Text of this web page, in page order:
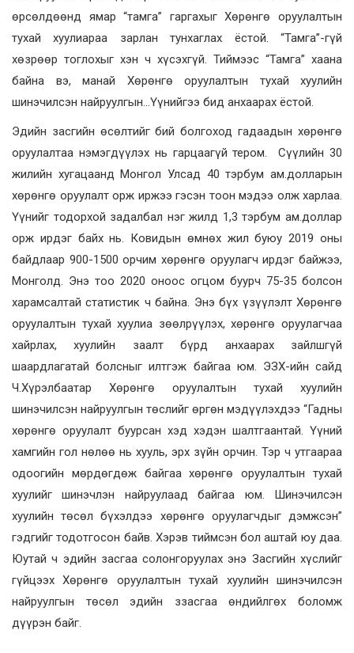
өрсөлдөөнд ямар “тамга” гаргахыг Хөрөнгө оруулалтын
тухай хуулиараа зарлан тунхаглах ёстой. “Тамга”-гүй
хөзрөөр тоглохыг хэн ч хүсэхгүй. Тиймээс “Тамга” хаана
байна вэ, манай Хөрөнгө оруулалтын тухай хуулийн
шинэчилсэн найруулгын…Үүнийгээ бид анхаарах ёстой.
Эдийн засгийн өсөлтийг бий болгоход гадаадын хөрөнгө
оруулалтаа нэмэгдүүлэх нь гарцаагүй тером. Сүүлийн 30
жилийн хугацаанд Монгол Улсад 40 тэрбум ам.долларын
хөрөнгө оруулалт орж иржээ гэсэн тоон мэдээ олж харлаа.
Үүнийг тодорхой задалбал нэг жилд 1,3 тэрбум ам.доллар
орж ирдэг байх нь. Ковидын өмнөх жил буюу 2019 оны
байдлаар 900-1500 орчим хөрөнгө оруулагч ирдэг байжээ,
Монголд. Энэ тоо 2020 оноос огцом буурч 75-35 болсон
харамсалтай статистик ч байна. Энэ бүх үзүүлэлт Хөрөнгө
оруулалтын тухай хуулиа зөөлрүүлэх, хөрөнгө оруулагчаа
хайрлах, хуулийн заалт бүрд анхаарах зайлшгүй
шаардлагатай болсныг илтгэж байгаа юм. ЭЗХ-ийн сайд
Ч.Хүрэлбаатар Хөрөнгө оруулалтын тухай хуулийн
шинэчилсэн найруулгын төслийг өргөн мэдүүлэхдээ “Гадны
хөрөнгө оруулалт буурсан хэд хэдэн шалтгаантай. Үүний
хамгийн гол нөлөө нь хууль, эрх зүйн орчин. Тэр ч утгаараа
одоогийн мөрдөгдөж байгаа хөрөнгө оруулалтын тухай
хуулийг шинэчлэн найруулаад байгаа юм. Шинэчилсэн
хуулийн төсөл бүхэлдээ хөрөнгө оруулагчдыг дэмжсэн”
гэдгийг тодотгосон байв. Хэрэв тиймсэн бол аштай юу даа.
Юутай ч эдийн засгаа солонгоруулах энэ Засгийн хүслийг
гүйцээх Хөрөнгө оруулалтын тухай хуулийн шинэчилсэн
найруулгын төсөл эдийн ззасгаа өндийлгөх боломж
дүүрэн байг.